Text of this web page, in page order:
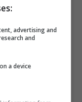
l’infortunio
lo ha
si teme ci
con un
advertising and
and
a device